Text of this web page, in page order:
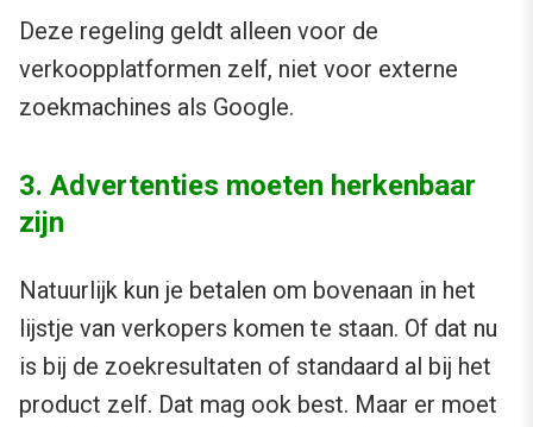
Deze regeling geldt alleen voor de
verkoopplatformen zelf, niet voor externe
zoekmachines als Google.
3. Advertenties moeten herkenbaar
zijn
Natuurlijk kun je betalen om bovenaan in het
lijstje van verkopers komen te staan. Of dat nu
is bij de zoekresultaten of standaard al bij het
product zelf. Dat mag ook best. Maar er moet